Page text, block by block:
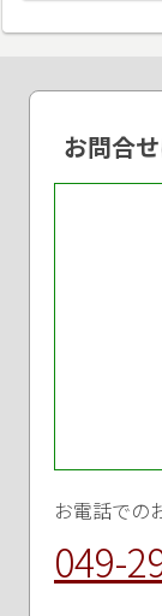
お問合
お電話での
049-